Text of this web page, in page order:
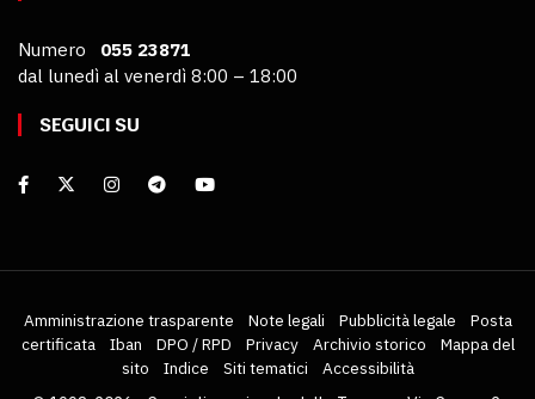
Numero 055 23871
dal lunedì al venerdì 8:00 – 18:00
SEGUICI SU
Amministrazione trasparente Note legali Pubblicità legale
Posta
certificata
Iban DPO / RPD Privacy Archivio storico
Mappa del
sito
Indice Siti tematici
Accessibilità